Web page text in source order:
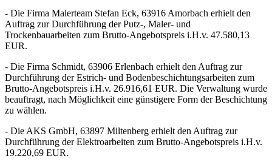
- Die Firma Malerteam Stefan Eck, 63916 Amorbach erhielt den
Auftrag zur Durchführung der Putz-, Maler- und
Trockenbauarbeiten zum Brutto-Angebotspreis i.H.v. 47.580,13
EUR.
- Die Firma Schmidt, 63906 Erlenbach erhielt den Auftrag zur
Durchführung der Estrich- und Bodenbeschichtungsarbeiten zum
Brutto-Angebotspreis i.H.v. 26.916,61 EUR. Die Verwaltung wurde
beauftragt, nach Möglichkeit eine günstigere Form der Beschichtung
zu wählen.
- Die AKS GmbH, 63897 Miltenberg erhielt den Auftrag zur
Durchführung der Elektroarbeiten zum Brutto-Angebotspreis i.H.v.
19.220,69 EUR.